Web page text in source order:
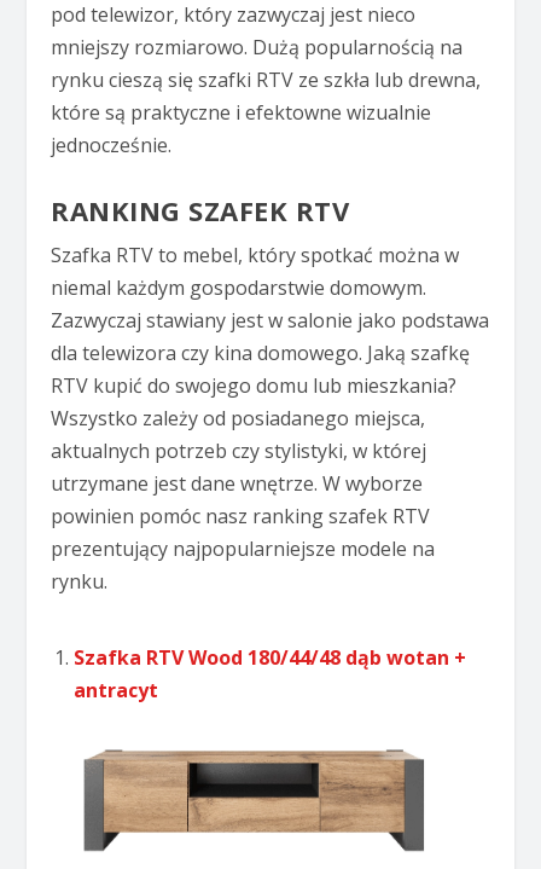
pod telewizor, który zazwyczaj jest nieco
mniejszy rozmiarowo. Dużą popularnością na
rynku cieszą się szafki RTV ze szkła lub drewna,
które są praktyczne i efektowne wizualnie
jednocześnie.
RANKING SZAFEK RTV
Szafka RTV to mebel, który spotkać można w
niemal każdym gospodarstwie domowym.
Zazwyczaj stawiany jest w salonie jako podstawa
dla telewizora czy kina domowego. Jaką szafkę
RTV kupić do swojego domu lub mieszkania?
Wszystko zależy od posiadanego miejsca,
aktualnych potrzeb czy stylistyki, w której
utrzymane jest dane wnętrze. W wyborze
powinien pomóc nasz ranking szafek RTV
prezentujący najpopularniejsze modele na
rynku.
Szafka RTV Wood 180/44/48 dąb wotan +
antracyt